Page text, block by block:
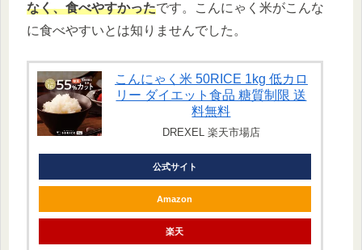
なく、食べやすかったです。こんにゃく米がこんな
に食べやすいとは知りませんでした。
こんにゃく米 50RICE 1kg 低カロ
リー ダイエット食品 糖質制限 送
料無料
DREXEL 楽天市場店
公式サイト
Amazon
楽天